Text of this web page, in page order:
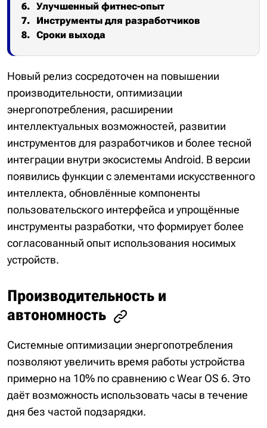
Улучшенный фитнес-опыт
Инструменты для разработчиков
Сроки выхода
Новый релиз сосредоточен на повышении
производительности, оптимизации
энергопотребления, расширении
интеллектуальных возможностей, развитии
инструментов для разработчиков и более тесной
интеграции внутри экосистемы Android. В версии
появились функции с элементами искусственного
интеллекта, обновлённые компоненты
пользовательского интерфейса и упрощённые
инструменты разработки, что формирует более
согласованный опыт использования носимых
устройств.
Производительность и
автономность
Системные оптимизации энергопотребления
позволяют увеличить время работы устройства
примерно на 10% по сравнению с Wear OS 6. Это
даёт возможность использовать часы в течение
дня без частой подзарядки.